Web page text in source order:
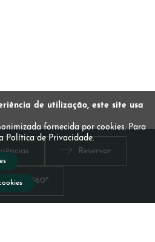
de utilização, este site usa
fornecida por cookies. Para
Política de Privacidade.
Reservar
Vista 360º